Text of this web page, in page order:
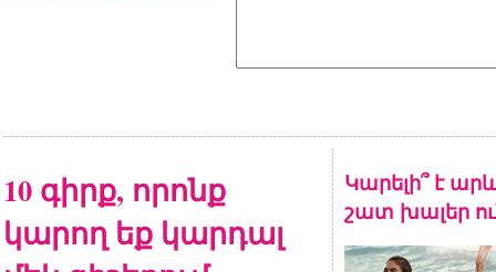
10 գիրք, որոնք
կարող եք կարդալ
Կարելի՞ է
շատ խալեր